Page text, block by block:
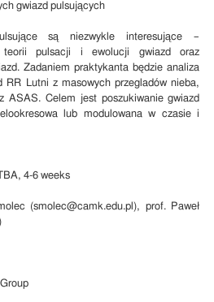
gwiazd pulsujących
są niezwykle interesujące –
teorii pulsacji i ewolucji gwiazd oraz
Zadaniem praktykanta będzie analiza
Lutni z masowych przegladów nieba,
ASAS. Celem jest poszukiwanie gwiazd
lub modulowana w czasie i
4-6 weeks
(smolec@camk.edu.pl), prof. Paweł